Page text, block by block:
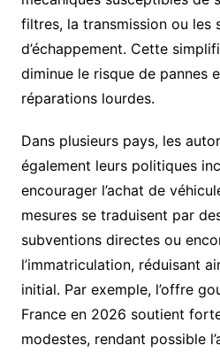
filtres, la transmission ou les
d’échappement. Cette
diminue le risque de pannes
réparations lourdes.
Dans plusieurs pays, les
également leurs politiques
encourager l’achat de
mesures se traduisent par
subventions directes ou
l’immatriculation, réduisant
initial. Par exemple, l’offre
France en 2026 soutient
modestes, rendant possible